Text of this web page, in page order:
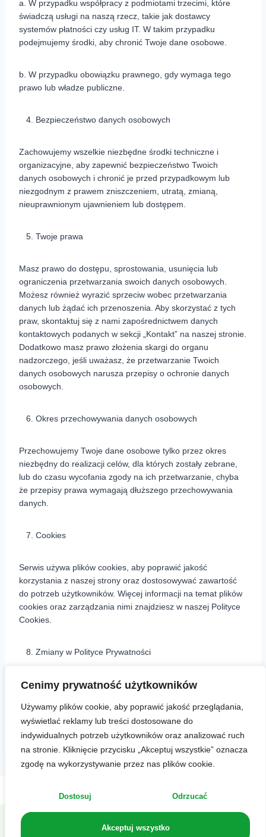
Cenimy prywatność użytkowników
Używamy plików cookie, aby poprawić jakość przeglądania,
wyświetlać reklamy lub treści dostosowane do
indywidualnych potrzeb użytkowników oraz analizować ruch
na stronie. Kliknięcie przycisku „Akceptuj wszystkie” oznacza
zgodę na wykorzystywanie przez nas plików cookie.
Dostosuj Odrzucać
Akceptuj wszystko
a. W przypadku współpracy z podmiotami trzecimi, które
świadczą usługi na naszą rzecz, takie jak dostawcy
systemów płatności czy usług IT. W takim przypadku
podejmujemy środki, aby chronić Twoje dane osobowe.
b. W przypadku obowiązku prawnego, gdy wymaga tego
prawo lub władze publiczne.
Bezpieczeństwo danych osobowych
Zachowujemy wszelkie niezbędne środki techniczne i
organizacyjne, aby zapewnić bezpieczeństwo Twoich
danych osobowych i chronić je przed przypadkowym lub
niezgodnym z prawem zniszczeniem, utratą, zmianą,
nieuprawnionym ujawnieniem lub dostępem.
Twoje prawa
Masz prawo do dostępu, sprostowania, usunięcia lub
ograniczenia przetwarzania swoich danych osobowych.
Możesz również wyrazić sprzeciw wobec przetwarzania
danych lub żądać ich przenoszenia. Aby skorzystać z tych
praw, skontaktuj się z nami zapośrednictwem danych
kontaktowych podanych w sekcji „Kontakt” na naszej stronie.
Dodatkowo masz prawo złożenia skargi do organu
nadzorczego, jeśli uważasz, że przetwarzanie Twoich
danych osobowych narusza przepisy o ochronie danych
osobowych.
Okres przechowywania danych osobowych
Przechowujemy Twoje dane osobowe tylko przez okres
niezbędny do realizacji celów, dla których zostały zebrane,
lub do czasu wycofania zgody na ich przetwarzanie, chyba
że przepisy prawa wymagają dłuższego przechowywania
danych.
Cookies
Serwis używa plików cookies, aby poprawić jakość
korzystania z naszej strony oraz dostosowywać zawartość
do potrzeb użytkowników. Więcej informacji na temat plików
cookies oraz zarządzania nimi znajdziesz w naszej Polityce
Cookies.
Zmiany w Polityce Prywatności
Możemy wprowadzać zmiany w Polityce Prywatności w
usługi. W przypadku wprowadzenia istotnych zmian,
poinformujemy Cię o nich za pośrednictwem strony
internetowej lub innych odpowiednich kanałów komunikacji.